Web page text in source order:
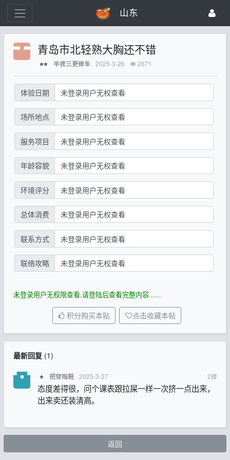
山东
青岛市北轻熟大胸还不错
⭐⭐ 半夜三更修车 2025-3-26 2671
体验日期 未登录用户无权查看
场所地点 未登录用户无权查看
服务项目 未登录用户无权查看
年龄容貌 未登录用户无权查看
环境评分 未登录用户无权查看
总体消费 未登录用户无权查看
联系方式 未登录用户无权查看
联络攻略 未登录用户无权查看
未登录用户无权限查看,请登陆后查看完整内容......
积分购买本贴 点击收藏本帖
最新回复(1)
⭐ 把穿拖鞋 2025-3-27 2楼
态度差得很，问个课表跟拉屎一样一次挤一点出来，
出来卖还装清高。
返回